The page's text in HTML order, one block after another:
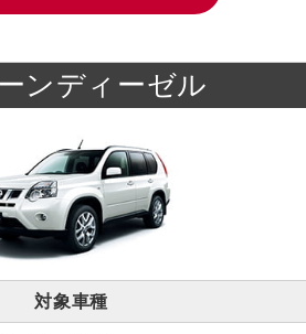
ンディーゼル
対象車種